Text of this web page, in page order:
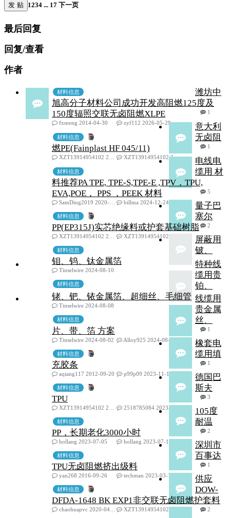
发 贴 1234 ... 17 下一页
最后回复
回复/查看
作者
材料信息
潍坊中
旭高分子材料公司成功开发高阻燃125度及
150度辐照交联无卤阻燃XLPE
1
fxmeng 2014-04-30
zyf112 2026-05-29
材料信息
意大利
无卤阻
燃PE(Fainplast HF 045/11)
1
XZT13914954102 2022-06-15
XZT13914954102 2025-02-11
材料信息
电线电
缆用 材
料推荐PA TPE, TPE-S,TPE-E ,TPV，TPU,
EVA,POE， PPS ，PEEK 材料
5
SamDing2019 2020-09-11
billma 2024-12-24
材料信息
量子巴
塞尔
PP(EP315J)实芯绝缘料或护套基础树脂
2
XZT13914954102 2020-08-03
XZT13914954102 2024-10-19
材料信息
屏蔽用
铍、
钼、钨、钛金属箔
Tinselwire 2024-08-10
材料信息
特种线
缆用贵
铂、
铑、钯、铱金属箔、超细丝、毛细管
Tinselwire 2024-08-08
材料信息
线缆用
贵金属
丝、
片、带、箔 方案
1
Tinselwire 2024-08-02
Alloy925 2024-08-04
材料信息
橡套电
缆用填
充胶条
1
aqiang117 2012-09-20
p99p09 2023-11-13
材料信息
德国巴
斯夫
TPU
3
XZT13914954102 2019-12-09
2518785084 2023-09-14
材料信息
105度
耐温
PP，长期老化3000小时
2
hollang 2023-07-05
hollang 2023-07-12
材料信息
深圳市
百事达
TPU无卤阻燃挤出级料
1
yan268 2016-09-26
techman 2023-03-10
材料信息
供应
DOW-
DFDA-1648 BK EXP1非交联无卤阻燃护套料
2
chaohuapvc 2020-04-28 XZT13914954102 2022-12-28